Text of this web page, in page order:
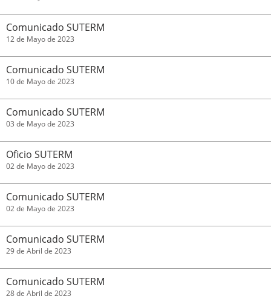
Comunicado SUTERM
12 de Mayo de 2023
Comunicado SUTERM
10 de Mayo de 2023
Comunicado SUTERM
03 de Mayo de 2023
Oficio SUTERM
02 de Mayo de 2023
Comunicado SUTERM
02 de Mayo de 2023
Comunicado SUTERM
29 de Abril de 2023
Comunicado SUTERM
28 de Abril de 2023